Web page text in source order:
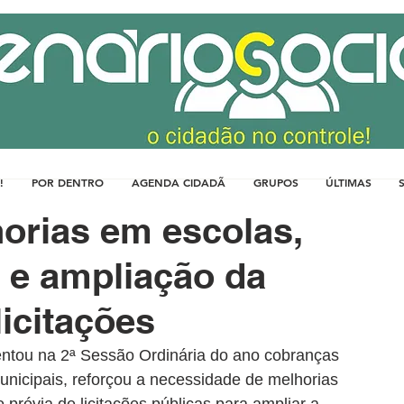
em escolas,
ampliação da
na 2ª Sessão Ordinária do ano cobranças
reforçou a necessidade de melhorias
POR DENTRO AGENDA CIDADÃ GRUPOS ÚLTIMAS